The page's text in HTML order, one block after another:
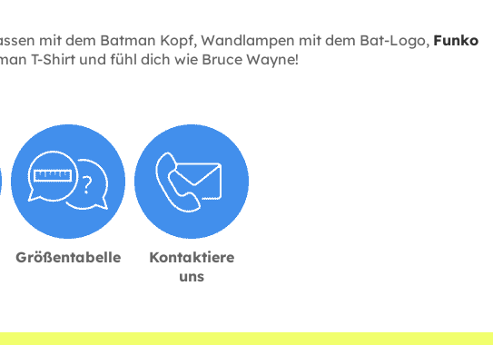
mit dem Batman Kopf, Wandlampen mit dem Bat-Logo, Funko
T-Shirt und fühl dich wie Bruce Wayne!
Größentabelle
Kontaktiere
uns